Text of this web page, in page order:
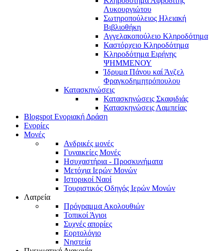
Λυκουργιώτου
Σωτηροπούλειος Ηλειακή
Βιβλιοθήκη
Αγγελακοπούλειο Κληροδότημα
Καστόρχειο Κληροδότημα
Κληροδότημα Ειρήνης
ΨΗΜΜΕΝΟΥ
Ίδρυμα Πάνου καί Άνζελ
Φραγκοδημητρόπουλου
Κατασκηνώσεις
Κατασκηνώσεις Σκαφιδιάς
Κατασκηνώσεις Λαμπείας
Blogspot Ενοριακή Δράση
Ενορίες
Μονές
Ανδρικές μονές
Γυναικείες Μονές
Ησυχαστήρια - Προσκυνήματα
Μετόχια Ιερών Μονών
Ιστορικοί Ναοί
Τουριστικός Οδηγός Ιερών Μονών
Λατρεία
Πρόγραμμα Ακολουθιών
Τοπικοί Άγιοι
Συχνές απορίες
Εορτολόγιο
Νηστεία